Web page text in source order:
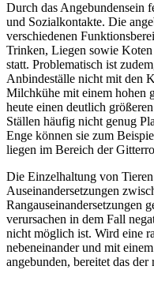
Durch das Angebundensein
und Sozialkontakte. Die
verschiedenen
Trinken, Liegen sowie
statt. Problematisch ist
Anbindeställe nicht mit den
Milchkühe mit einem hohen
heute einen deutlich
Ställen häufig nicht genug
Enge können sie zum
liegen im Bereich der
Die Einzelhaltung von
Auseinandersetzungen
Rangauseinandersetzungen
verursachen in dem Fall
nicht möglich ist. Wird eine
nebeneinander und mit
angebunden, bereitet das